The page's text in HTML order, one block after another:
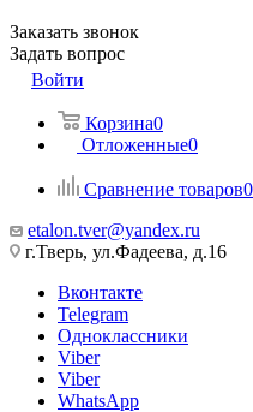
Заказать звонок
Задать вопрос
Войти
Корзина0
Отложенные0
Сравнение товаров0
etalon.tver@yandex.ru
г.Тверь, ул.Фадеева, д.16
Вконтакте
Telegram
Одноклассники
Viber
Viber
WhatsApp